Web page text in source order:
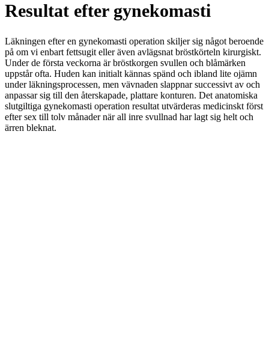
Resultat efter gynekomasti
Läkningen efter en gynekomasti operation skiljer sig något beroende
på om vi enbart fettsugit eller även avlägsnat bröstkörteln kirurgiskt.
Under de första veckorna är bröstkorgen svullen och blåmärken
uppstår ofta. Huden kan initialt kännas spänd och ibland lite ojämn
under läkningsprocessen, men vävnaden slappnar successivt av och
anpassar sig till den återskapade, plattare konturen. Det anatomiska
slutgiltiga gynekomasti operation resultat utvärderas medicinskt först
efter sex till tolv månader när all inre svullnad har lagt sig helt och
ärren bleknat.